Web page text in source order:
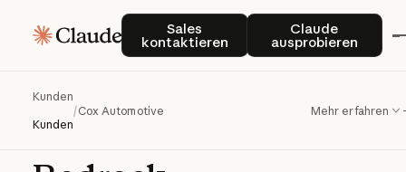
Sales
kontaktieren
Sales kontaktierenClaude
ausprobieren
Claude
Kunden
Kunden
/Cox Automotive Mehr erfahren
Cox Automotive
transformiertden
Autoverkauf
Claude